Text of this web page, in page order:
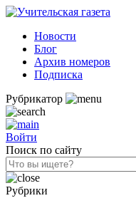
Новости
Блог
Архив номеров
Подписка
Рубрикатор
Войти
Поиск по сайту
Рубрики